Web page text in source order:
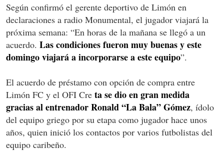
Según confirmó el gerente deportivo de Limón en
declaraciones a radio Monumental, el jugador viajará la
próxima semana: “En horas de la mañana se llegó a un
acuerdo. Las condiciones fueron muy buenas y este
domingo viajará a incorporarse a este equipo”.
El acuerdo de préstamo con opción de compra entre
Limón FC y el OFI Cre ta se dio en gran medida
gracias al entrenador Ronald “La Bala” Gómez, ídolo
del equipo griego por su etapa como jugador hace unos
años, quien inició los contactos por varios futbolistas del
equipo caribeño.